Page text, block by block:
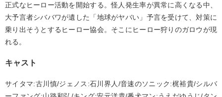
正式なヒーロー活動を開始する。怪人発生率が異常に高くなる中、
大予言者シババワが遺した「地球がヤバい」予言を受けて、対策に
乗り出そうとするヒーロー協会。そこにヒーロー狩りのガロウが現
れる。
キャスト
サイタマ:古川慎/ジェノス:石川界人/音速のソニック:梶裕貴/シルバ